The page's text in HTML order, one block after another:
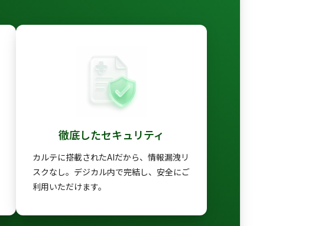
徹底したセキュリティ
カルテに搭載されたAIだから、情報漏洩リ
スクなし。デジカル内で完結し、安全にご
利用いただけます。